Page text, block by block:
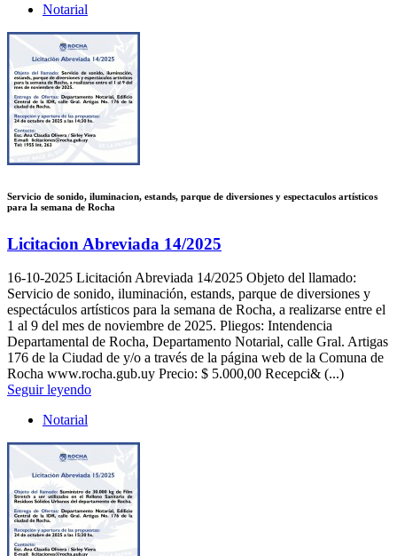
Notarial
Servicio de sonido, iluminacion, estands, parque de diversiones y espectaculos artísticos
para la semana de Rocha
Licitacion Abreviada 14/2025
16-10-2025 Licitación Abreviada 14/2025 Objeto del llamado:
Servicio de sonido, iluminación, estands, parque de diversiones y
espectáculos artísticos para la semana de Rocha, a realizarse entre el
1 al 9 del mes de noviembre de 2025. Pliegos: Intendencia
Departamental de Rocha, Departamento Notarial, calle Gral. Artigas
176 de la Ciudad de y/o a través de la página web de la Comuna de
Rocha www.rocha.gub.uy Precio: $ 5.000,00 Recepci& (...)
Seguir leyendo
Notarial